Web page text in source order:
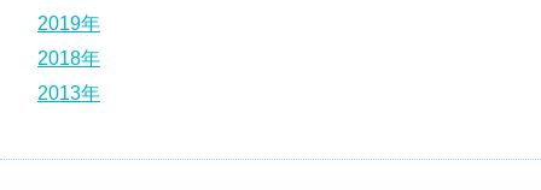
2019年
2018年
2013年